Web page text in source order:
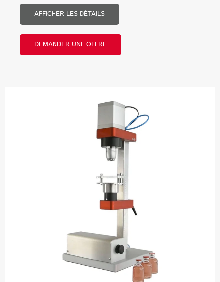
AFFICHER LES DÉTAILS
DEMANDER UNE OFFRE